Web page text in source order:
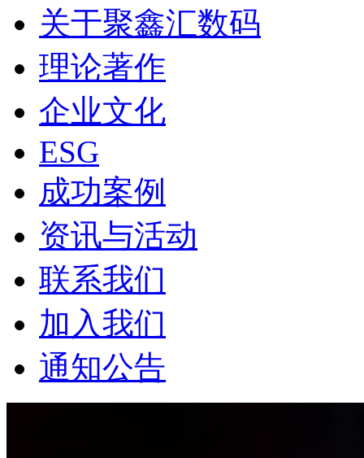
关于聚鑫汇数码
理论著作
企业文化
ESG
成功案例
资讯与活动
联系我们
加入我们
通知公告